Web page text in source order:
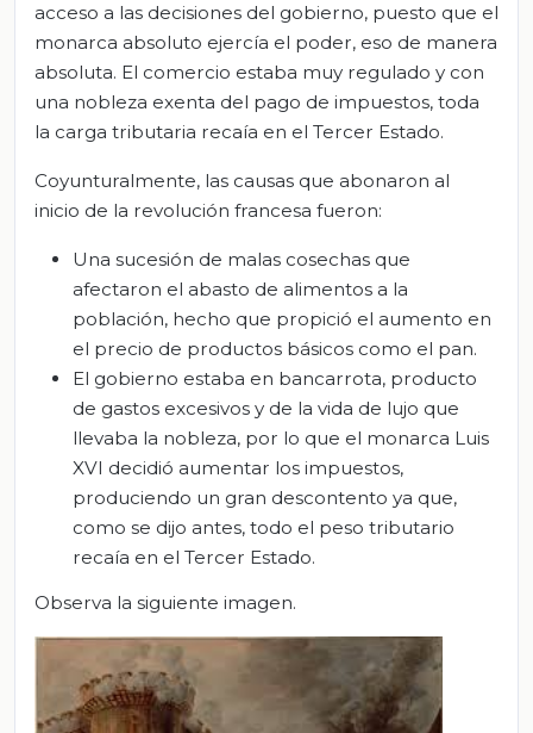
acceso a las decisiones del gobierno, puesto que el
monarca absoluto ejercía el poder, eso de manera
absoluta. El comercio estaba muy regulado y con
una nobleza exenta del pago de impuestos, toda
la carga tributaria recaía en el Tercer Estado.
Coyunturalmente, las causas que abonaron al
inicio de la revolución francesa fueron:
Una sucesión de malas cosechas que
afectaron el abasto de alimentos a la
población, hecho que propició el aumento en
el precio de productos básicos como el pan.
El gobierno estaba en bancarrota, producto
de gastos excesivos y de la vida de lujo que
llevaba la nobleza, por lo que el monarca Luis
XVI decidió aumentar los impuestos,
produciendo un gran descontento ya que,
como se dijo antes, todo el peso tributario
recaía en el Tercer Estado.
Observa la siguiente imagen.